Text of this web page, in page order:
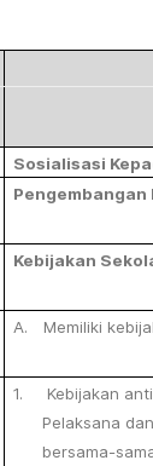
Sosialisasi
Pengembangan
Kebijakan
A. Memiliki
1. Kebijakan
Pelaksana dan
bersama-